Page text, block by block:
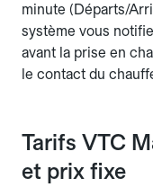
minute (Départs/
système vous
avant la prise en
le contact du
Tarifs VTC
et prix fixe